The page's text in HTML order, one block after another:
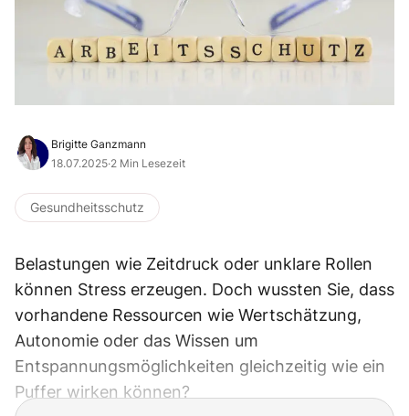
Brigitte Ganzmann
18.07.2025·2 Min Lesezeit
Gesundheitsschutz
Belastungen wie Zeitdruck oder unklare Rollen
können Stress erzeugen. Doch wussten Sie, dass
vorhandene Ressourcen wie Wertschätzung,
Autonomie oder das Wissen um
Entspannungsmöglichkeiten gleichzeitig wie ein
Puffer wirken können?